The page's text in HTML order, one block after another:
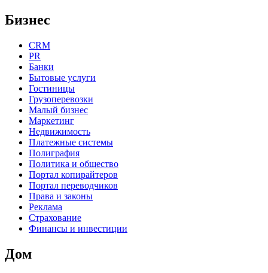
Бизнес
CRM
PR
Банки
Бытовые услуги
Гостиницы
Грузоперевозки
Малый бизнес
Маркетинг
Недвижимость
Платежные системы
Полиграфия
Политика и общество
Портал копирайтеров
Портал переводчиков
Права и законы
Реклама
Страхование
Финансы и инвестиции
Дом